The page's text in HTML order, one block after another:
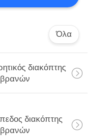
Όλα
διακόπτης
διακόπτης